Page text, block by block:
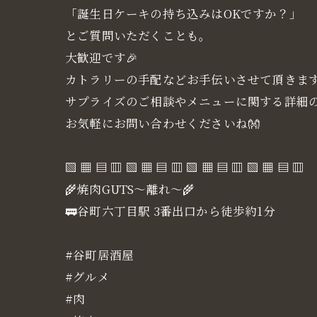
「誕生日ケーキの持ち込みはOKですか？」
とご質問いただくことも。
大歓迎です🎉
カトラリーの手配などお手伝いさせて頂きま
サプライズのご相談やメニューに関する詳細
お気軽にお問い合わせくださいね👐
▧ ▦ ▤ ▥ ▧ ▦ ▤ ▥ ▧ ▦ ▤ ▥ ▧ ▦ ▤ ▥
🌾焼肉GUTS～離れ～🌾
🚃谷町六丁目駅 3番出口から徒歩約1分
#谷町居酒屋
#グルメ
#肉